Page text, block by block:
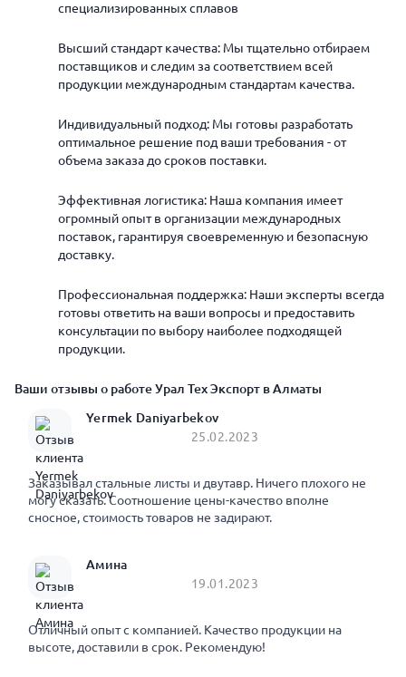
специализированных сплавов
Высший стандарт качества: Мы тщательно отбираем
поставщиков и следим за соответствием всей
продукции международным стандартам качества.
Индивидуальный подход: Мы готовы разработать
оптимальное решение под ваши требования - от
объема заказа до сроков поставки.
Эффективная логистика: Наша компания имеет
огромный опыт в организации международных
поставок, гарантируя своевременную и безопасную
доставку.
Профессиональная поддержка: Наши эксперты всегда
готовы ответить на ваши вопросы и предоставить
консультации по выбору наиболее подходящей
продукции.
Ваши отзывы о работе Урал Тех Экспорт в Алматы
Yermek Daniyarbekov
25.02.2023
Заказывал стальные листы и двутавр. Ничего плохого не
могу сказать. Соотношение цены-качество вполне
сносное, стоимость товаров не задирают.
Амина
19.01.2023
Отличный опыт с компанией. Качество продукции на
высоте, доставили в срок. Рекомендую!